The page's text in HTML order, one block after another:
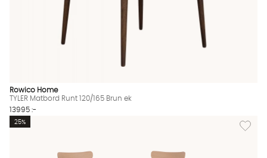
Rowico Home
TYLER Matbord Runt 120/165 Brun ek
13995 :-
Lägg
25%